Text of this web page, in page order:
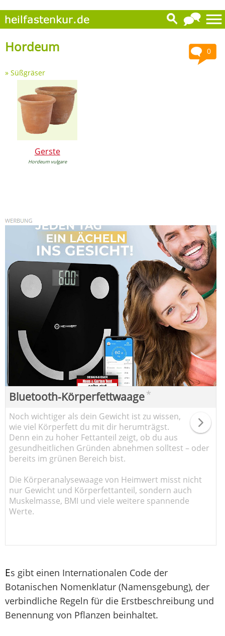
0
Hordeum
» Süßgräser
Gerste
Hordeum vulgare
Bluetooth-Körperfettwaage*
Noch wichtiger als dein Gewicht ist zu wissen,
wie viel Körperfett du mit dir herumträgst.
Denn ein zu hoher Fettanteil zeigt, ob du aus
gesundheitlichen Gründen abnehmen solltest – oder
bereits im grünen Bereich bist.
Die Körperanalysewaage von Heimwert misst nicht
nur Gewicht und Körperfettanteil, sondern auch
Muskelmasse, BMI und viele weitere spannende
Werte.
Es gibt einen Internationalen Code der
Botanischen Nomenklatur (Namensgebung), der
verbindliche Regeln für die Erstbeschreibung und
Benennung von Pflanzen beinhaltet.